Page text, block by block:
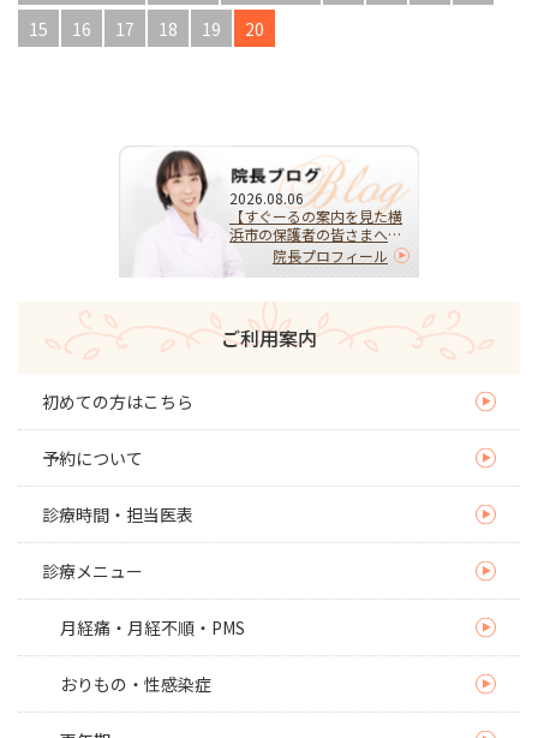
15
16 17 18 19 20
2026.08.06
【すぐーるの案内を見た横
浜市の保護者の皆さまへ】
HPVワクチンを受けるべ
き？迷ったらまず相談を｜
な選択
院長プロフィール
ご利用案内
初めての方はこちら
予約について
診療時間・担当医表
診療メニュー
月経痛・月経不順・PMS
おりもの・性感染症